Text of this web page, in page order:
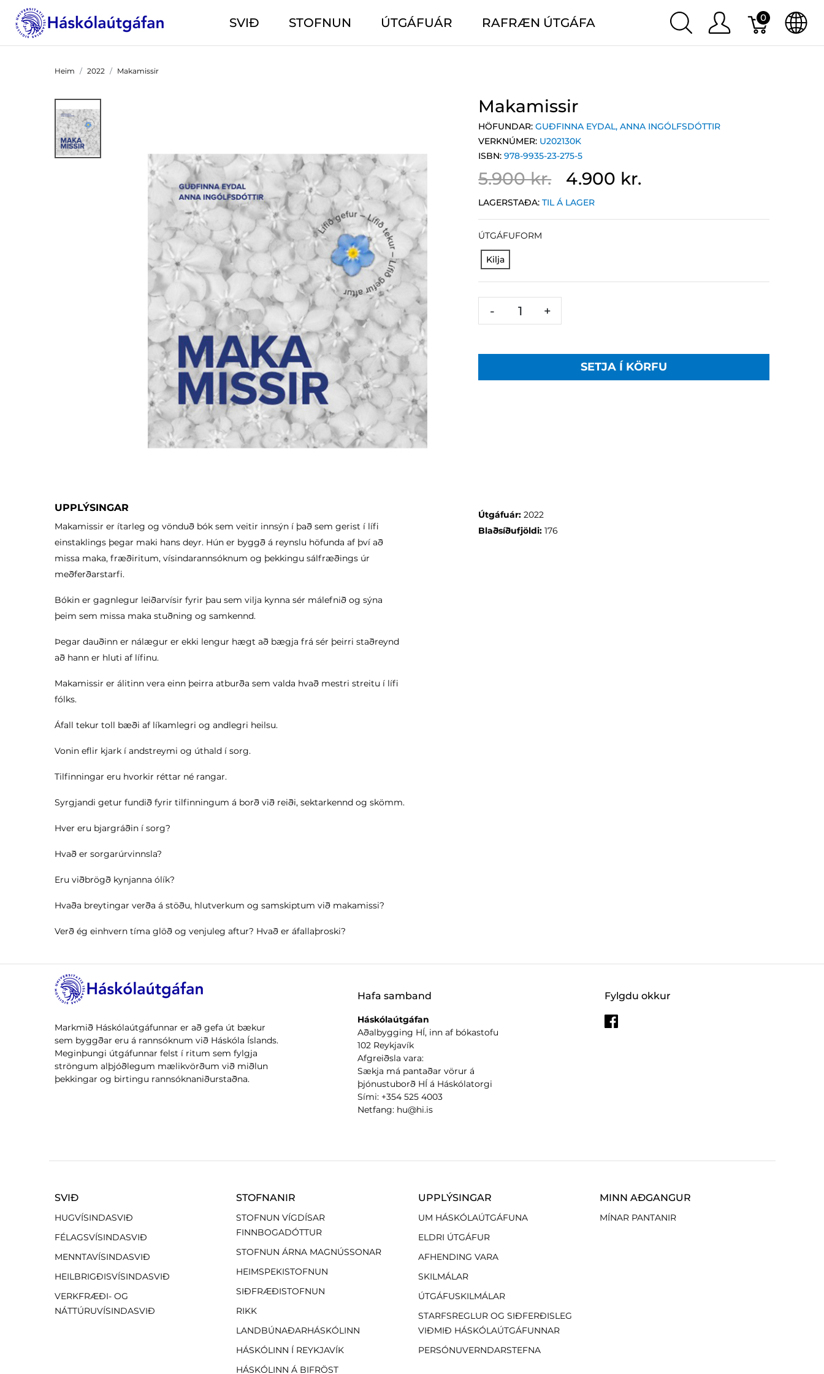
SVIÐ STOFNUN ÚTGÁFUÁR RAFRÆN ÚTGÁFA 0
Heim 2022 Makamissir
Makamissir
HÖFUNDAR:GUÐFINNA EYDAL,ANNA INGÓLFSDÓTTIR
VERKNÚMER: U202130K
ISBN:978-9935-23-275-5
5.900 kr. 4.900 kr.
LAGERSTAÐA:TIL Á LAGER
ÚTGÁFUFORM
Kilja
- +
SETJA Í KÖRFU
UPPLÝSINGAR
Makamissir er ítarleg og vönduð bók sem veitir innsýn í það sem gerist í lífi
einstaklings þegar maki hans deyr. Hún er byggð á reynslu höfunda af því að
missa maka, fræðiritum, vísindarannsóknum og þekkingu sálfræðings úr
meðferðarstarfi.
Bókin er gagnlegur leiðarvísir fyrir þau sem vilja kynna sér málefnið og sýna
þeim sem missa maka stuðning og samkennd.
Þegar dauðinn er nálægur er ekki lengur hægt að bægja frá sér þeirri staðreynd
að hann er hluti af lífinu.
Makamissir er álitinn vera einn þeirra atburða sem valda hvað mestri streitu í lífi
fólks.
Áfall tekur toll bæði af líkamlegri og andlegri heilsu.
Vonin eflir kjark í andstreymi og úthald í sorg.
Tilfinningar eru hvorkir réttar né rangar.
Syrgjandi getur fundið fyrir tilfinningum á borð við reiði, sektarkennd og skömm.
Hver eru bjargráðin í sorg?
Hvað er sorgarúrvinnsla?
Eru viðbrögð kynjanna ólík?
Hvaða breytingar verða á stöðu, hlutverkum og samskiptum við makamissi?
Verð ég einhvern tíma glöð og venjuleg aftur? Hvað er áfallaþroski?
Útgáfuár: 2022
Blaðsíðufjöldi: 176
Markmið Háskólaútgáfunnar er að gefa út bækur
sem byggðar eru á rannsóknum við Háskóla Íslands.
Meginþungi útgáfunnar felst í ritum sem fylgja
ströngum alþjóðlegum mælikvörðum við miðlun
þekkingar og birtingu rannsóknaniðurstaðna.
Fylgdu okkur
Hafa samband
Háskólaútgáfan
Aðalbygging HÍ, inn af bókastofu
102 Reykjavík
Afgreiðsla vara:
Sækja má pantaðar vörur á
þjónustuborð HÍ á Háskólatorgi
Sími: +354 525 4003
Netfang: hu@hi.is
SVIÐ
HUGVÍSINDASVIÐ
FÉLAGSVÍSINDASVIÐ
MENNTAVÍSINDASVIÐ
HEILBRIGÐISVÍSINDASVIÐ
VERKFRÆÐI- OG
NÁTTÚRUVÍSINDASVIÐ
STOFNANIR
STOFNUN VÍGDÍSAR
FINNBOGADÓTTUR
STOFNUN ÁRNA MAGNÚSSONAR
HEIMSPEKISTOFNUN
SIÐFRÆÐISTOFNUN
RIKK
LANDBÚNAÐARHÁSKÓLINN
HÁSKÓLINN Í REYKJAVÍK
HÁSKÓLINN Á BIFRÖST
UPPLÝSINGAR
UM HÁSKÓLAÚTGÁFUNA
ELDRI ÚTGÁFUR
AFHENDING VARA
SKILMÁLAR
ÚTGÁFUSKILMÁLAR
STARFSREGLUR OG SIÐFERÐISLEG
VIÐMIÐ HÁSKÓLAÚTGÁFUNNAR
PERSÓNUVERNDARSTEFNA
MINN AÐGANGUR
MÍNAR PANTANIR